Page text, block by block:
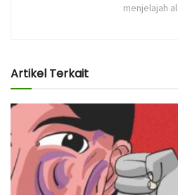
menjelajah
Artikel Terkait